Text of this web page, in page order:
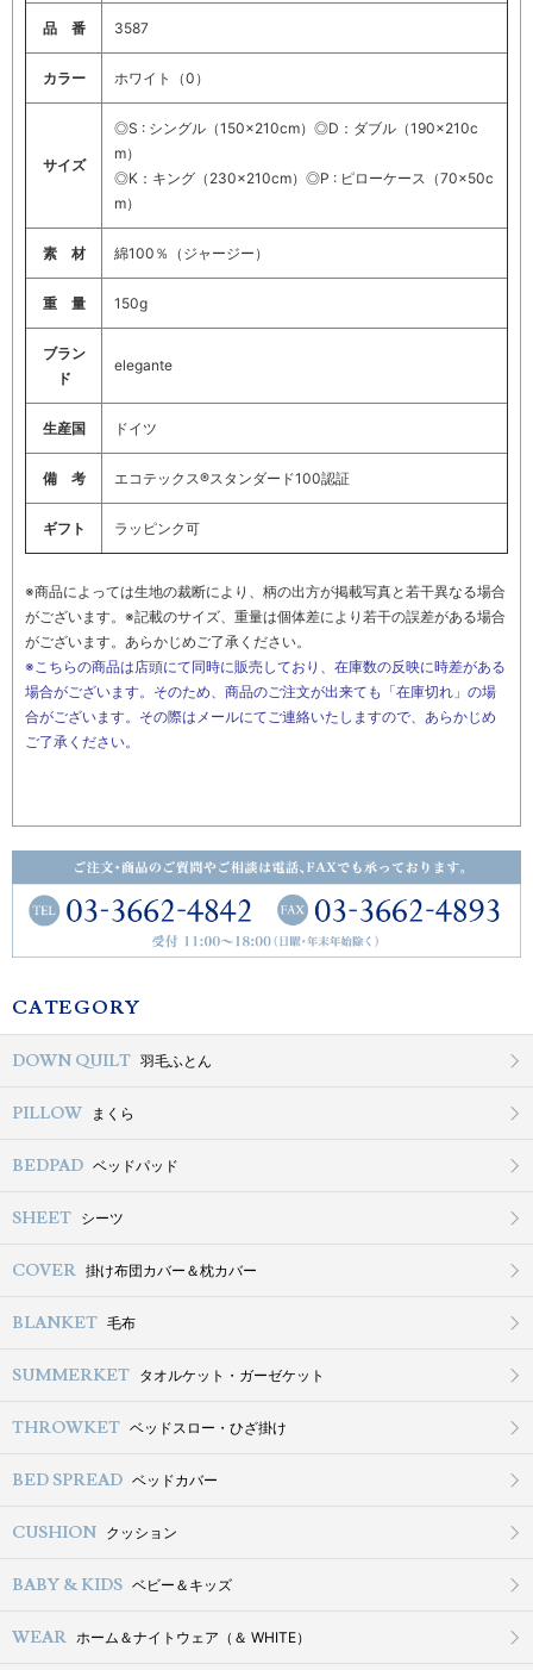
品 番 3587
カラー ホワイト（0）
サイズ
◎S : シングル（150×210cm）◎D：ダブル（190×210c
m）
◎K：キング（230×210cm）◎P : ピローケース（70×50c
m）
素 材 綿100％（ジャージー）
重 量 150g
ブラン
ド
elegante
生産国 ドイツ
備 考 エコテックス®スタンダード100認証
ギフト ラッピンク可
※商品によっては生地の裁断により、柄の出方が掲載写真と若干異なる場合
がございます。※記載のサイズ、重量は個体差により若干の誤差がある場合
がございます。あらかじめご了承ください。
※こちらの商品は店頭にて同時に販売しており、在庫数の反映に時差がある
場合がございます。そのため、商品のご注文が出来ても「在庫切れ」の場
合がございます。その際はメールにてご連絡いたしますので、あらかじめ
ご了承ください。
CATEGORY
DOWN QUILT 羽毛ふとん
PILLOW まくら
BEDPAD ベッドパッド
SHEET シーツ
COVER 掛け布団カバー＆枕カバー
BLANKET 毛布
SUMMERKET タオルケット・ガーゼケット
THROWKET ベッドスロー・ひざ掛け
BED SPREAD ベッドカバー
CUSHION クッション
BABY & KIDS ベビー＆キッズ
WEAR ホーム＆ナイトウェア（＆ WHITE）